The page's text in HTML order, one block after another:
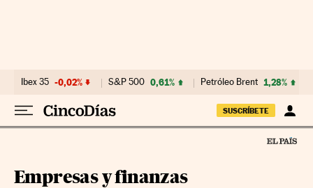
Ibex 35 -0,02% S&P 500 0,61% Petróleo Brent 1,28%
SUSCRÍBETE
Empresas y finanzas